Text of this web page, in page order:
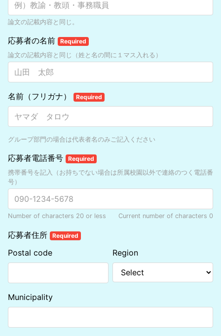
論文の記載内容と同じ。
応募者の名前 Required
論文の記載内容と同じ（姓と名の間に１マス入れる）
名前（フリガナ） Required
グループ部門の場合は代表者名のみご記入ください
応募者電話番号 Required
携帯番号を記入（お持ちでない場合は所属校園以外で連絡のつく電話番
号）
Number of characters 20 or less Current number of characters 0
応募者住所 Required
Postal code Region
Municipality